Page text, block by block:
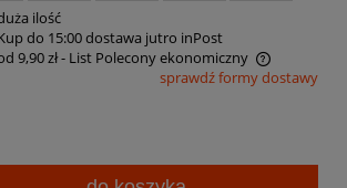
ilość
do 15:00 dostawa jutro inPost
9,90 zł- List Polecony ekonomiczny
ewentualnych kosztów płatnościsprawdź formy dostawy